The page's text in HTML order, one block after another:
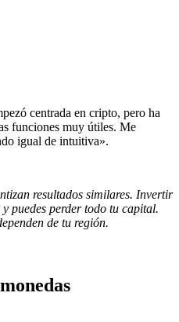
centrada en cripto, pero ha
funciones muy útiles. Me
igual de intuitiva».
resultados similares. Invertir
puedes perder todo tu capital.
de tu región.